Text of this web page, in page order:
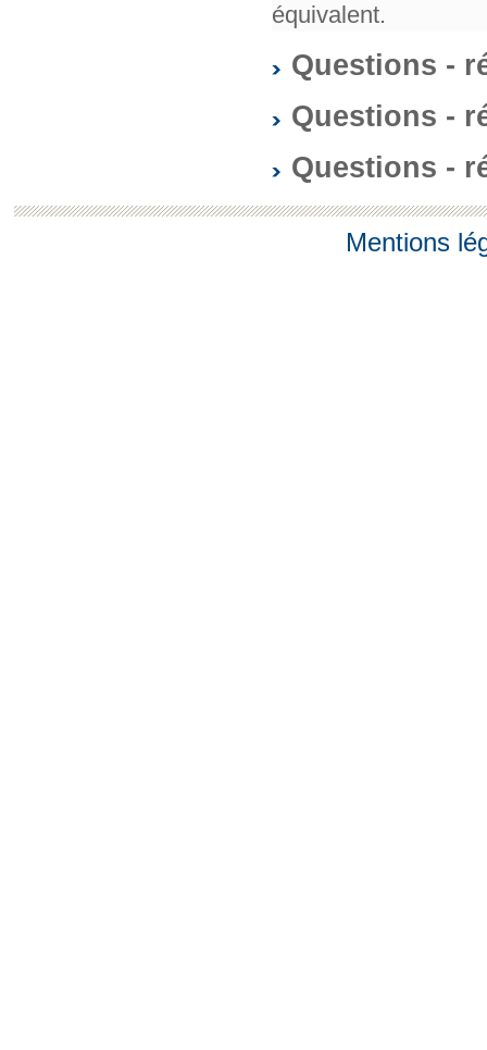
équivalent.
Questions -
Questions -
Questions -
Mentions